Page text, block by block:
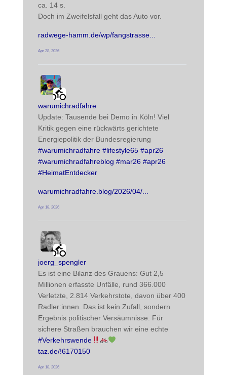
ca. 14 s.
Doch im Zweifelsfall geht das Auto vor.
radwege-hamm.de/wp/fangstrasse
Apr 28, 2026
radwegehamm avatar
warumichradfahrepost
Update: Tausende bei Demo in Köln! Viel
Kritik gegen eine rückwärts gerichtete
Energiepolitik der Bundesregierung
#warumichradfahre #lifestyle65 #apr26
#warumichradfahreblog #mar26 #apr26
#HeimatEntdecker
warumichradfahre.blog/2026/04/
Apr 18, 2026
radwegehamm avatar
joerg_spenglerpost
Es ist eine Bilanz des Grauens: Gut 2,5
Millionen erfasste Unfälle, rund 366.000
Verletzte, 2.814 Verkehrstote, davon über 400
Radler:innen. Das ist kein Zufall, sondern
Ergebnis politischer Versäumnisse. Für
#Verkehrswende
taz.de/!6170150
Apr 18, 2026